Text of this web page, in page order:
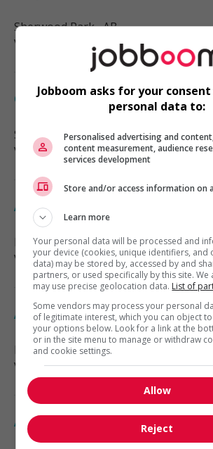
Sherwood Park, AB
Vente, achat et service à la clientèle
Conseiller vendeur
Sherwood Park, AB
Vente, achat et service à la clientèle
Associe, cour à bois
Edmonton, AB
Vente, achat et service à la clientèle
Associe, service a la clientele
Edmonton, AB
Vente, achat et service à la clientèle
Associe, service a la clientele
Jobboom asks for your
personal data to:
Personalised advertising and
content measurement, audience
services development
Store and/or access information on
Learn more
Your personal data will be processed and
your device (cookies, unique identifiers, and
data) may be stored by, accessed by and
partners, or used specifically by this site.
may use precise geolocation data. List of
Some vendors may process your personal
of legitimate interest, which you can object
your options below. Look for a link at the
or in the site menu to manage or withdraw
and cookie settings.
Allow
Reject